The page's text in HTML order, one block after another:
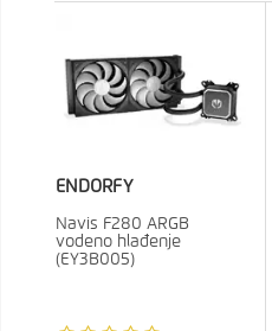
ENDORFY
Navis F280 ARGB
vodeno hlađenje
(EY3B005)